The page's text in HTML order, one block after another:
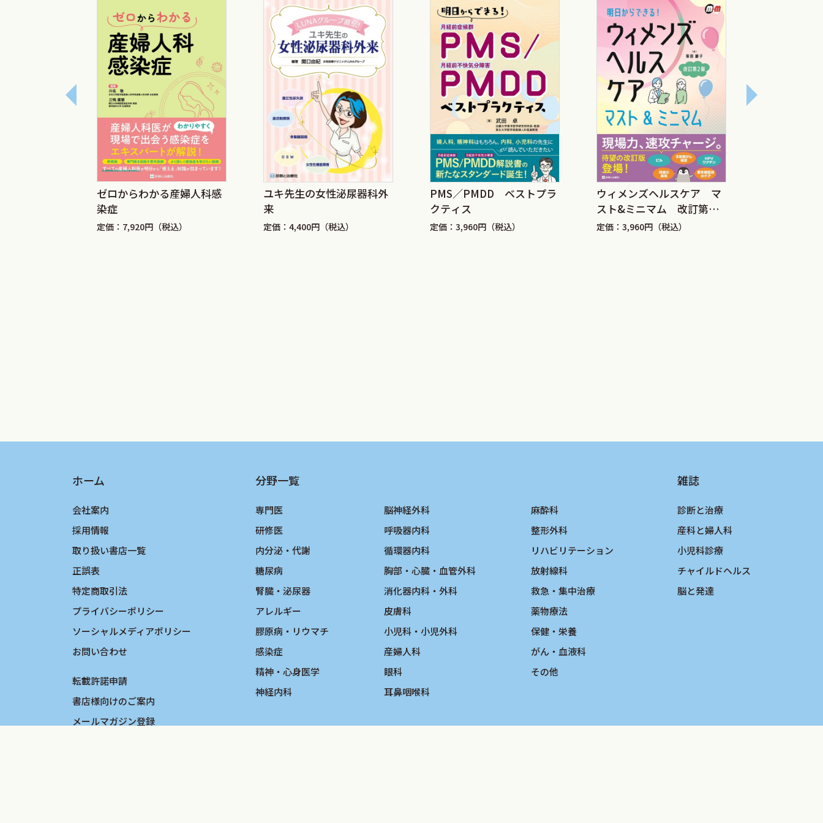
して第2位心疾患と第3位脳血管疾患とを併せた心血管疾患は149,507人で約2/3に過ぎないが，女性では第1位悪性新生物の152,936人を心血管疾
患の165,210人が上回っている．さらに，女性の心疾患死亡の約30％が急性心筋梗塞またはその他の虚血性心疾患であり，脳血管疾患死亡の約
60％が脳梗塞である．これらの大部分を占めるアテローム動脈硬化の制圧は，世界に冠たる女性長寿社会である日本における最大の課題の一つ
である．女性の冠動脈疾患による死亡率が性成熟期には男性に較べて著しく低いにもかかわらず，閉経後に急増して老年期後期には男性と同等に
なることからも，女性のアテローム動脈硬化発症にエストロゲン欠乏が関与することは明らかである．肥満・糖尿病・高血圧などおよそすべての
心血管疾患リスクがエストロゲンと何らかの関連を有することが知られているが，エストロゲン低下による肝性リパーゼ活性亢進と肝LDL受容体
減少・活性低下を背景とする閉経後の高LDLコレステロール血症は，特に重要な危険因子である．
早くからそのような問題意識をもたれ，閉経後女性に対するホルモン補充療法による脂質異常症の改善等に関して世界的な業績を上げられて
きた若槻明彦日本女性医学学会理事長は，女性ヘルスケア専門医が独自の立場から動脈硬化性疾患発症予防という役割を果たすべしという信念の
もとに，日本動脈硬化学会による『動脈硬化性疾患予防ガイドライン』の2012年改訂を契機として，日本女性医学学会編集による『女性の動脈
硬化性疾患発症予防のための管理指針2013年度版』出版を主導された．日本女性医学学会はそれまでにも『更年期医療ガイドブック』（初版
2008年）や『ホルモン補充療法ガイドライン』（初版2009年）を出版していたが，女性ヘルスケア専門医はエストロゲン欠乏関連疾患のプライ
また，付録3．として「動脈硬化性疾患と保険診療」を新設し，実務的な面において注意を払うべき点を列挙することにした．
多忙の折，短い執筆期間にもかかわらず改訂に心血を注いでくださった委員の先生方お一人お一人に感謝するとともに，本指針が女性ヘルス
ケアの現場で存分に活用され，女性ヘルスケア専門医が日本人女性の健康長寿実現の一翼を担うと自他共に認める日が来ることを念じてやまな
い．
2018年11月
一般社団法人 日本女性医学学会
「女性の動脈硬化性疾患発症予防のための管理指針2018年度版」作成委員会委員長
寺内公一
ゼロからわかる産婦人科感
染症
定価：7,920円（税込）
ユキ先生の女性泌尿器科外
来
定価：4,400円（税込）
PMS／PMDD ベストプラ
クティス
定価：3,960円（税込）
ウィメンズヘルスケア マ
スト&ミニマム 改訂第２
版
定価：3,960円（税込）
ホーム
会社案内
採用情報
取り扱い書店一覧
正誤表
特定商取引法
プライバシーポリシー
ソーシャルメディアポリシー
お問い合わせ
転載許諾申請
書店様向けのご案内
メールマガジン登録
分野一覧
専門医
研修医
内分泌・代謝
糖尿病
腎臓・泌尿器
アレルギー
膠原病・リウマチ
感染症
精神・心身医学
神経内科
脳神経外科
呼吸器内科
循環器内科
胸部・心臓・血管外科
消化器内科・外科
皮膚科
小児科・小児外科
産婦人科
眼科
耳鼻咽喉科
麻酔科
整形外科
リハビリテーション
放射線科
救急・集中治療
薬物療法
保健・栄養
がん・血液科
その他
雑誌
診断と治療
産科と婦人科
小児科診療
チャイルドヘルス
脳と発達